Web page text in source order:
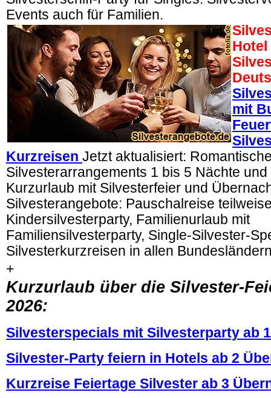
Events auch für Familien.
Hotel
mit
Kurzreisen Jetzt aktualisiert:
Silvesterarrangements 1 bis 5 Nächte
Kurzurlaub mit Silvesterfeier und
Silvesterangebote: Pauschalreise
Kindersilvesterparty, Familienurlaub mit
Familiensilvesterparty, Single-Silvester-
Silvesterkurzreisen in allen
+
Kurzurlaub über die Silvester-
2026:
Silvesterspecials mit Silvesterparty ab
Silvester-Party feiern in Hotels ab 2
Kurzreise Feiertage Silvester ab 3